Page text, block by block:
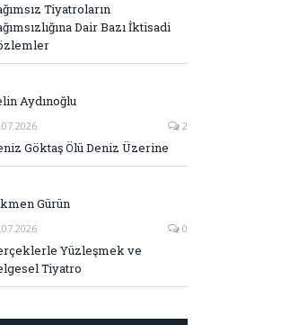
Tiyatroların
Dair Bazı İktisadi
Aydınoğlu
2
Göktaş Ölü Deniz Üzerine
Gürün
0
Yüzleşmek ve
Tiyatro